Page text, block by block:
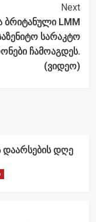
Next
ბრიტანული LMM
სარაკტო
ჩამოაგდეს.
(ვიდეო)
დაარსების დღე